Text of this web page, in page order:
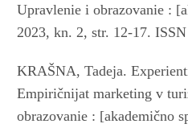
Upravlenie i obrazovanie :
2023, kn. 2, str. 12-17.
KRAŠNA, Tadeja.
Empiričnijat marketing v
obrazovanie : [akademično